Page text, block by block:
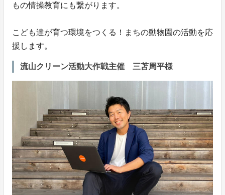
もの情操教育にも繋がります。
こども達が育つ環境をつくる！まちの動物園の活動を応
援します。
流山クリーン活動大作戦主催 三苫周平様